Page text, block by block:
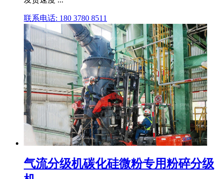
联系电话: 180 3780 8511
气流分级机碳化硅微粉专用粉碎分级